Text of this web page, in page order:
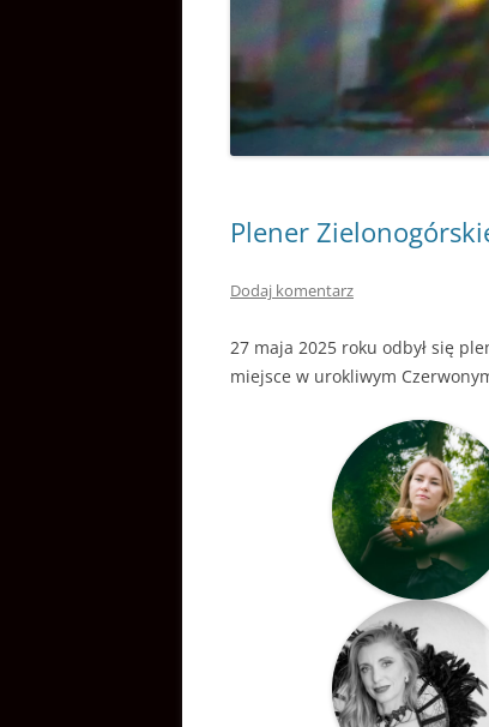
Plener
Dodaj komentarz
27 maja 2025 roku odbył się
miejsce w urokliwym